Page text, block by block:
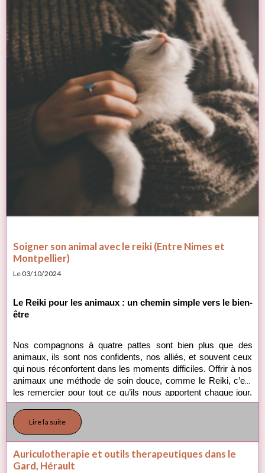
Soigner son animal avec le reiki (Entre Nimes et
Montpellier)
Le 03/10/2024
Le Reiki pour les animaux : un chemin simple vers le bien-
être
Nos compagnons à quatre pattes sont bien plus que des
animaux, ils sont nos confidents, nos alliés, et souvent ceux
qui nous réconfortent dans les moments difficiles. Offrir à nos
animaux une méthode de soin douce, comme le Reiki, c’est
les remercier pour tout ce qu’ils nous apportent chaque jour.
Le Reiki, cette pratique énergétique simple et non intrusive,
est accessible à tous et peut être un précieux soutien pour
améliorer le bien-être de nos amis les animaux.
Lire la suite
Auriculotherapie et outils therapeutiques dans le
Gard, Hérault